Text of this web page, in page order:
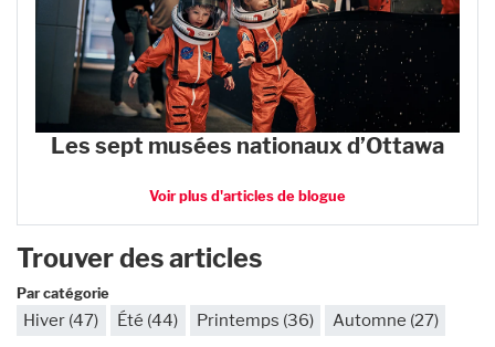
Les sept musées nationaux d’Ottawa
Voir plus d'articles de blogue
Trouver des articles
Par catégorie
Hiver (47) Été (44) Printemps (36) Automne (27)